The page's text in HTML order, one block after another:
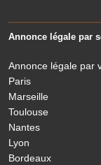
Annonce légale par
Annonce légale par
Paris
Marseille
Toulouse
Nantes
Lyon
Bordeaux